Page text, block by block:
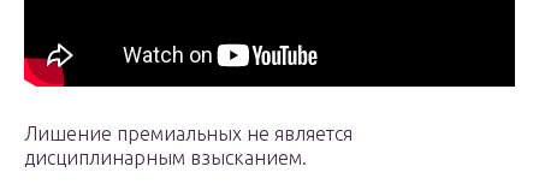
Лишение премиальных не является
дисциплинарным взысканием.